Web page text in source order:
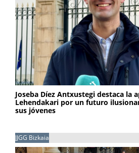
Joseba Díez Antxustegi destaca la
Lehendakari por un futuro
sus jóvenes
JJGG Bizkaia